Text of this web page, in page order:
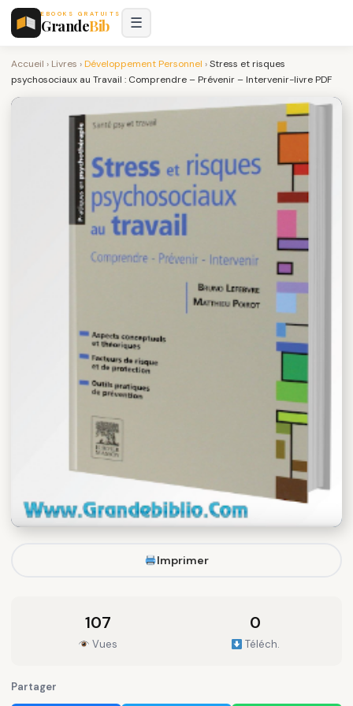
EBOOKS GRATUITS
GrandeBib ☰
Accueil › Livres ›Développement Personnel ›Stress et risques
psychosociaux au Travail : Comprendre – Prévenir – Intervenir-livre PDF
Imprimer
107
Vues
0
Téléch.
Partager